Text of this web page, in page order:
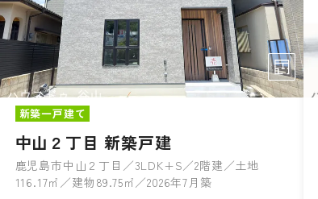
新築一戸建て
中山２丁目 新築戸建
鹿児島市中山２丁目／3LDK+S／2階建／土地
116.17㎡／建物89.75㎡／2026年7月築